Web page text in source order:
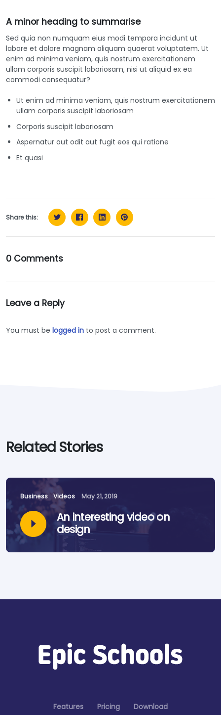
A minor heading to summarise
Sed quia non numquam eius modi tempora incidunt ut
labore et dolore magnam aliquam quaerat voluptatem. Ut
enim ad minima veniam, quis nostrum exercitationem
ullam corporis suscipit laboriosam, nisi ut aliquid ex ea
commodi consequatur?
Ut enim ad minima veniam, quis nostrum exercitationem
ullam corporis suscipit laboriosam
Corporis suscipit laboriosam
Aspernatur aut odit aut fugit eos qui ratione
Et quasi
Share this:
0 Comments
Leave a Reply
You must be logged in to post a comment.
Related Stories
Business Videos May 21, 2019
An interesting video on
design
Features Pricing Download